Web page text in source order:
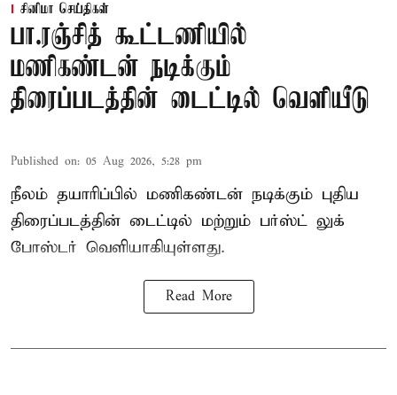
சினிமா செய்திகள்
பா.ரஞ்சித் கூட்டணியில்
மணிகண்டன் நடிக்கும்
திரைப்படத்தின் டைட்டில் வெளியீடு
Published on: 05 Aug 2026, 5:28 pm
நீலம் தயாரிப்பில் மணிகண்டன் நடிக்கும் புதிய
திரைப்படத்தின் டைட்டில் மற்றும் பர்ஸ்ட் லுக்
போஸ்டர் வெளியாகியுள்ளது.
Read More